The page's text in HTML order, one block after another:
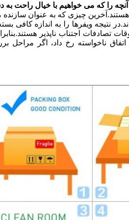
آنچه را که می خواهیم با خیال راحت
چیزی که به عنوان
نتیجه ویفرها را به اندازه کافی
تصادفات اجتناب ناپذیر
ناخواسته رخ داد، اگر مراحل